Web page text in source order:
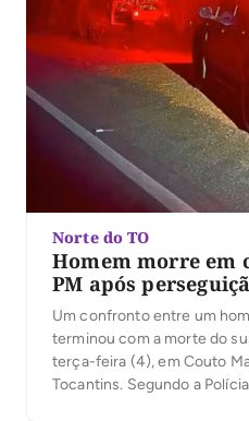
Norte do TO
Homem morre em
PM após
Um confronto entre um
terminou com a morte do
terça-feira (4), em Couto
Tocantins. Segundo a